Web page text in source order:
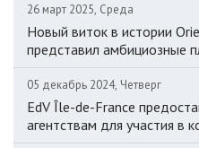
26 март 2025, Среда
Новый виток в истории
представил амбициозные
05 декабрь 2024, Четверг
EdV Île-de-France
агентствам для участия в